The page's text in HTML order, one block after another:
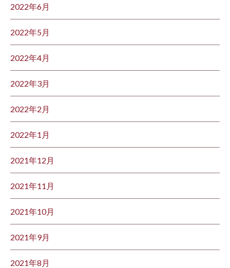
2022年6月
2022年5月
2022年4月
2022年3月
2022年2月
2022年1月
2021年12月
2021年11月
2021年10月
2021年9月
2021年8月